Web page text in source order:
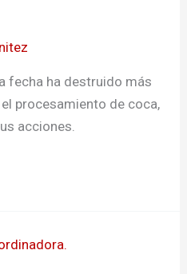
fecha ha destruido más
procesamiento de coca,
acciones.